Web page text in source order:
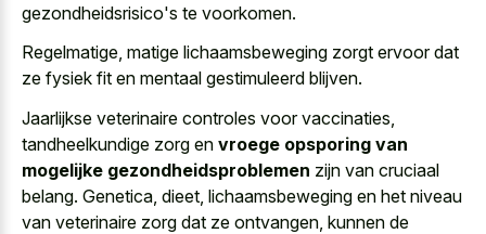
gezondheidsrisico's te voorkomen.
Regelmatige, matige lichaamsbeweging zorgt ervoor dat
ze fysiek fit en mentaal gestimuleerd blijven.
Jaarlijkse veterinaire controles voor vaccinaties,
tandheelkundige zorg en vroege opsporing van
mogelijke gezondheidsproblemen zijn van cruciaal
belang. Genetica, dieet, lichaamsbeweging en het niveau
van veterinaire zorg dat ze ontvangen, kunnen de